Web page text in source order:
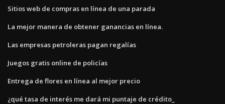
Sitios web de compras en línea de una parada
La mejor manera de obtener ganancias en línea.
Las empresas petroleras pagan regalías
Juegos gratis online de policías
Entrega de flores en línea al mejor precio
¿qué tasa de interés me dará mi puntaje de crédito_